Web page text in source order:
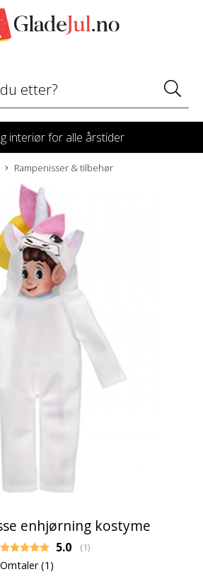
interiør for alle årstider
Rampenisser & tilbehør
enhjørning kostyme
Gjennomsnittskarakter:
5.0 (stemmer:
1)
Omtaler (1 )